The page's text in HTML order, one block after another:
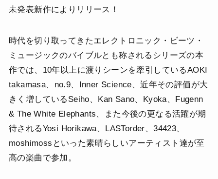
未発表新作によりリリース！
時代を切り取ってきたエレクトロニック・ビーツ・
ミュージックのバイブルとも称されるシリーズの本
作では、10年以上に渡りシーンを牽引しているAOKI
takamasa、no.9、Inner Science、近年その評価が大
きく増しているSeiho、Kan Sano、Kyoka、Fugenn
& The White Elephants、また今後の更なる活躍が期
待されるYosi Horikawa、LASTorder、34423、
moshimossといった素晴らしいアーティスト達が至
高の楽曲で参加。